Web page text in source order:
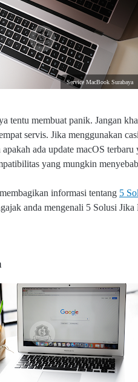
Service MacBook Surabaya
tentu membuat panik. Jangan
servis. Jika menggunakan
ada update macOS terbaru
yang mungkin
informasi tentang 5
anda mengenali 5 Solusi